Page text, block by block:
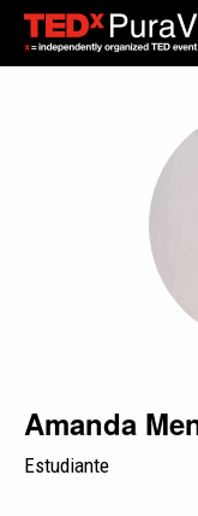
Amanda
Estudiante